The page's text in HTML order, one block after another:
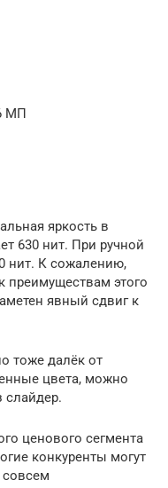
МП
яркость в
630 нит. При ручной
нит. К сожалению,
преимуществам этого
явный сдвиг к
тоже далёк от
цвета, можно
слайдер.
ценового сегмента
конкуренты могут
совсем